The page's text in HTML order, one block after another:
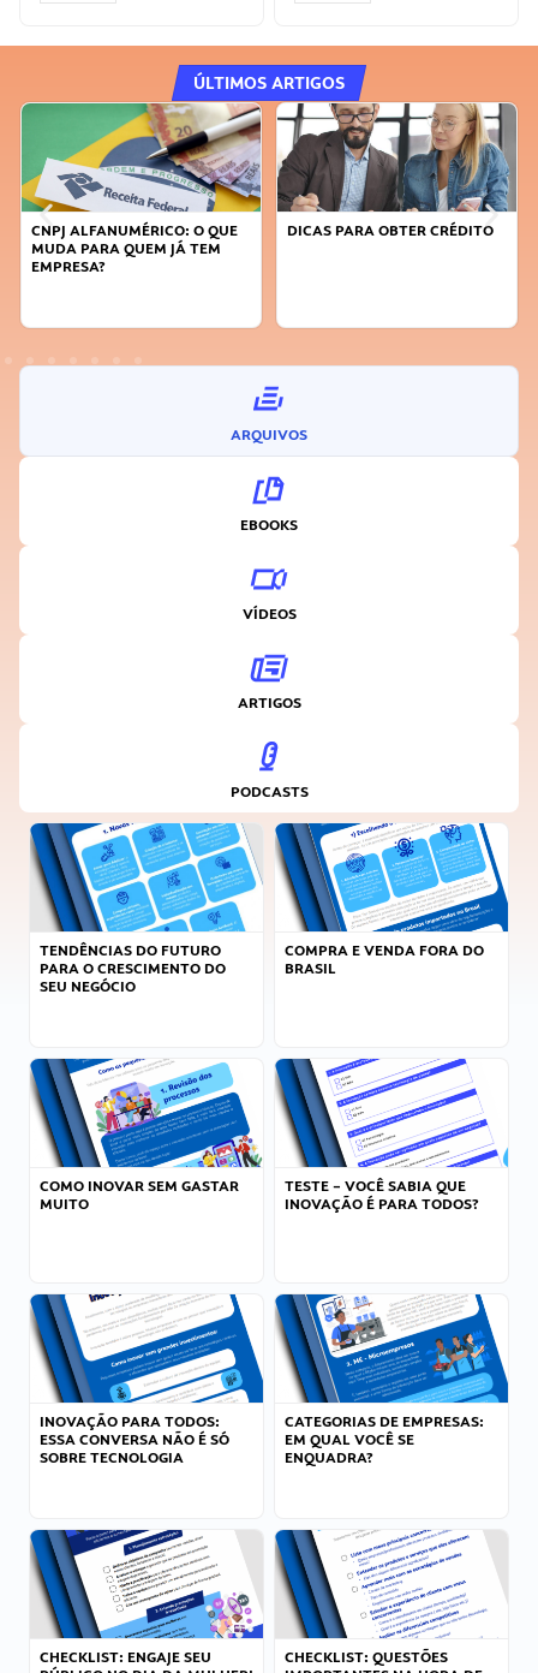
ÚLTIMOS ARTIGOS
CNPJ ALFANUMÉRICO: O QUE
MUDA PARA QUEM JÁ TEM
EMPRESA?
DICAS PARA OBTER CRÉDITO
ARQUIVOS
EBOOKS
VÍDEOS
ARTIGOS
PODCASTS
TENDÊNCIAS DO FUTURO
PARA O CRESCIMENTO DO
SEU NEGÓCIO
COMPRA E VENDA FORA DO
BRASIL
COMO INOVAR SEM GASTAR
MUITO
TESTE – VOCÊ SABIA QUE
INOVAÇÃO É PARA TODOS?
INOVAÇÃO PARA TODOS:
ESSA CONVERSA NÃO É SÓ
SOBRE TECNOLOGIA
CATEGORIAS DE EMPRESAS:
EM QUAL VOCÊ SE
ENQUADRA?
CHECKLIST: ENGAJE SEU
CHECKLIST: QUESTÕES